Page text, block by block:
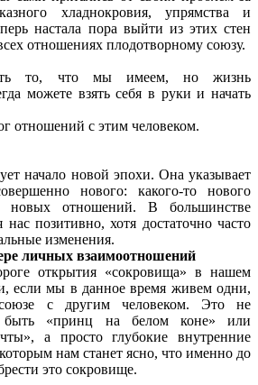
хладнокровия, упрямства и
настала пора выйти из этих стен
отношениях плодотворному союзу.
то, что мы имеем, но жизнь
можете взять себя в руки и начать
отношений с этим человеком.
начало новой эпохи. Она указывает
нового: какого-то нового
новых отношений. В большинстве
нас позитивно, хотя достаточно часто
изменения.
личных взаимоотношений
открытия «сокровища» в нашем
если мы в данное время живем одни,
с другим человеком. Это не
быть «принц на белом коне» или
а просто глубокие внутренние
нам станет ясно, что именно до
это сокровище.